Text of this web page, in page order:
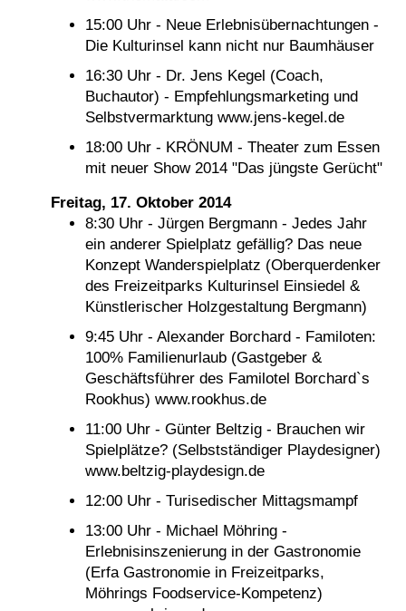
15:00 Uhr - Neue Erlebnisübernachtungen -
Die Kulturinsel kann nicht nur Baumhäuser
16:30 Uhr - Dr. Jens Kegel (Coach,
Buchautor) - Empfehlungsmarketing und
Selbstvermarktung www.jens-kegel.de
18:00 Uhr - KRÖNUM - Theater zum Essen
mit neuer Show 2014 "Das jüngste Gerücht"
Freitag, 17. Oktober 2014
8:30 Uhr - Jürgen Bergmann - Jedes Jahr
ein anderer Spielplatz gefällig? Das neue
Konzept Wanderspielplatz (Oberquerdenker
des Freizeitparks Kulturinsel Einsiedel &
Künstlerischer Holzgestaltung Bergmann)
9:45 Uhr - Alexander Borchard - Familoten:
100% Familienurlaub (Gastgeber &
Geschäftsführer des Familotel Borchard`s
Rookhus) www.rookhus.de
11:00 Uhr - Günter Beltzig - Brauchen wir
Spielplätze? (Selbstständiger Playdesigner)
www.beltzig-playdesign.de
12:00 Uhr - Turisedischer Mittagsmampf
13:00 Uhr - Michael Möhring -
Erlebnisinszenierung in der Gastronomie
(Erfa Gastronomie in Freizeitparks,
Möhrings Foodservice-Kompetenz)